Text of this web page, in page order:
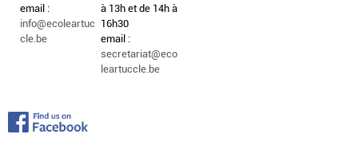
email :
info@ecoleartuc
cle.be
à 13h et de 14h à
16h30
email :
secretariat@eco
leartuccle.be